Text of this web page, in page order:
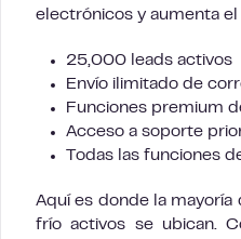
electrónicos y aumenta
25,000 leads activos
Envío ilimitado de
Funciones premium
Acceso a soporte
Todas las funciones
Aquí es donde la
frío activos se ubican.